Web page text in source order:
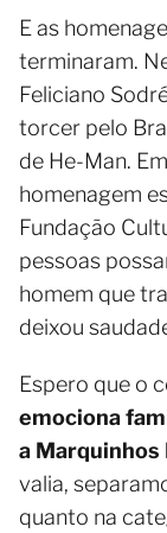
E as
terminaram.
Feliciano
torcer pelo
de He-Man.
homenagem
Fundação
pessoas
homem que
deixou
Espero que o
emociona
a Marquinhos
valia,
quanto na